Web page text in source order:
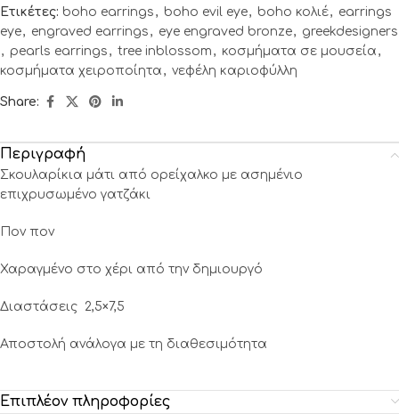
Ετικέτες: boho earrings , boho evil eye, boho κολιέ, earrings
eye, engraved earrings , eye engraved bronze, greekdesigners
, pearls earrings , tree inblossom , κοσμήματα σε μουσεία ,
κοσμήματα χειροποίητα , νεφέλη καριοφύλλη
Share:
Περιγραφή
Σκουλαρίκια μάτι από ορείχαλκο με ασημένιο
επιχρυσωμένο γατζάκι
Πον πον
Χαραγμένο στο χέρι από την δημιουργό
Διαστάσεις 2,5×7,5
Αποστολή ανάλογα με τη διαθεσιμότητα
Επιπλέον πληροφορίες